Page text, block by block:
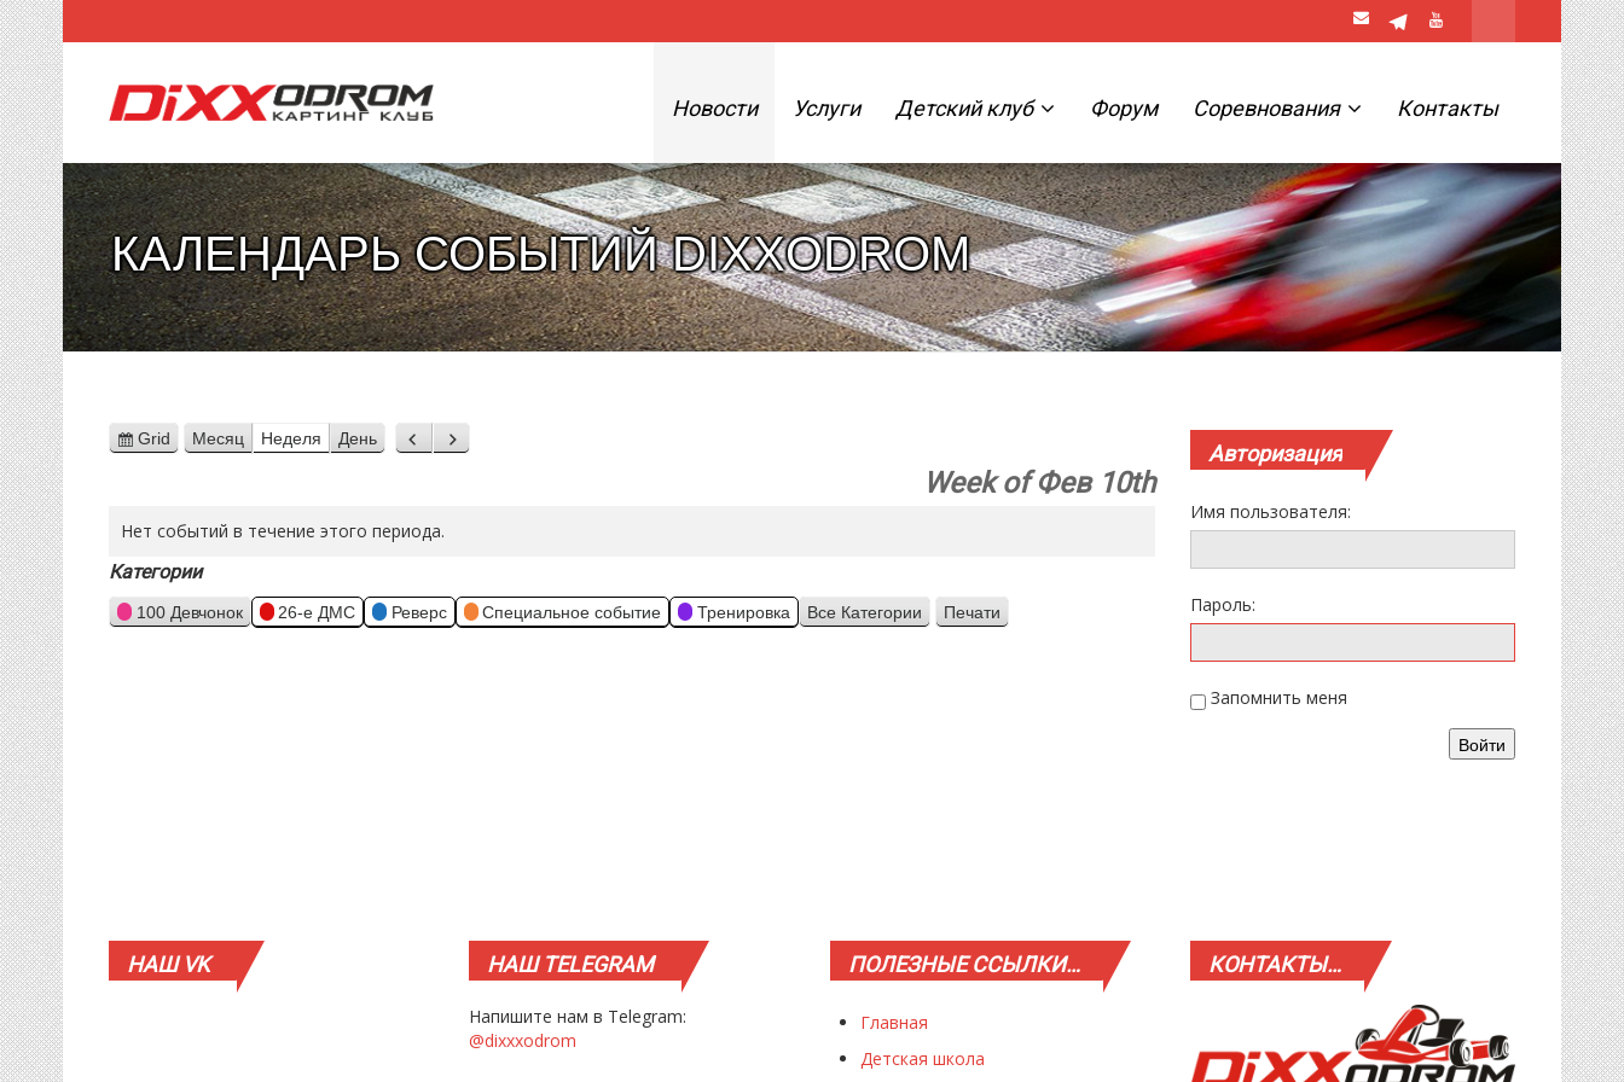
Новости Услуги Детский клуб Форум Соревнования Контакты
КАЛЕНДАРЬ СОБЫТИЙ DIXXODROM
View
Grid Месяц Неделя День Назад
Вперед
Week of Фев 10th
Нет событий в течение этого периода.
Категории
100 Девчонок 26-е ДМС Реверс Специальное событие Тренировка Все Категории Просмотр
Печати
Авторизация
Имя пользователя:
Пароль:
Запомнить меня
Войти
НАШVK НАШTELEGRAM
Напишите нам в Telegram:
@dixxxodrom
ПОЛЕЗНЫЕССЫЛКИ…
Главная
Детская школа
КОНТАКТЫ…